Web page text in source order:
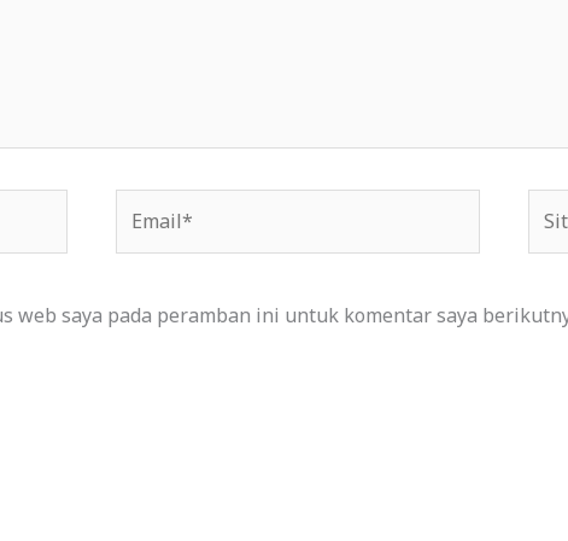
Web
web saya pada peramban ini untuk komentar saya